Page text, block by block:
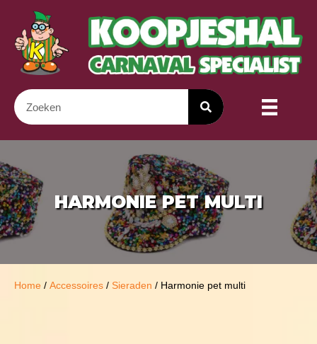
HARMONIE PET MULTI
Home / Accessoires / Sieraden / Harmonie pet multi